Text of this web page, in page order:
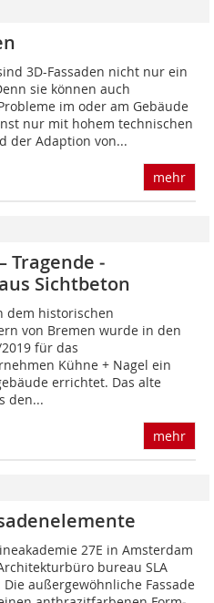
3D-Fassaden nicht nur ein
sie können auch
im oder am Gebäude
nur mit hohem technischen
der Adaption von...
mehr
Tragende
Sichtbeton
dem historischen
von Bremen wurde in den
für das
Kühne + Nagel ein
errichtet. Das alte
den...
mehr
27E in Amsterdam
bureau SLA
außergewöhnliche Fassade